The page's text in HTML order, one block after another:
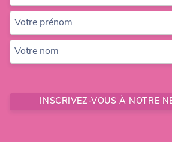
Votre prénom
Votre nom
INSCRIVEZ-VOUS À NOTRE